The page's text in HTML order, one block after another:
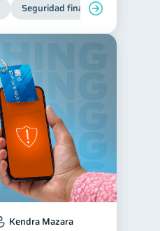
Seguridad financiera
Kendra Mazara